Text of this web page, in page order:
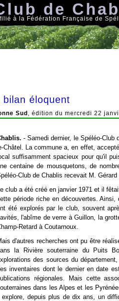
de
à la Fédération Française de
bilan éloquent
Sud , édition du mercredi 22
- Samedi dernier, le Spéléo-Club
Châtel. La commune a, en effet,
suffisamment spacieux pour qu'il
centaine de mousquetons, de
Club de Chablis recevait M.
Le club a été créé en janvier 1971 et il
période riche en découvertes.
été explorés par le club, souvent
l'abîme de verre à Guillon, la
Retard à Coutarnoux.
d'autres recherches ont pu être
la Rivière souterraine du Puits
des sources du
inventaires dont le dernier en date
régionales. Mais cette
dans les Alpes et les
explore, depuis plus de dix ans, un